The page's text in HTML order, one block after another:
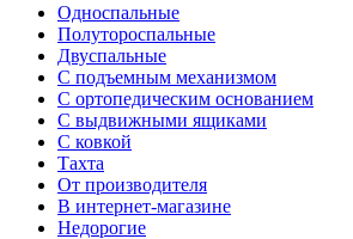
Односпальные
Полутороспальные
Двуспальные
С подъемным механизмом
С ортопедическим основанием
С выдвижными ящиками
С ковкой
Тахта
От производителя
В интернет-магазине
Недорогие